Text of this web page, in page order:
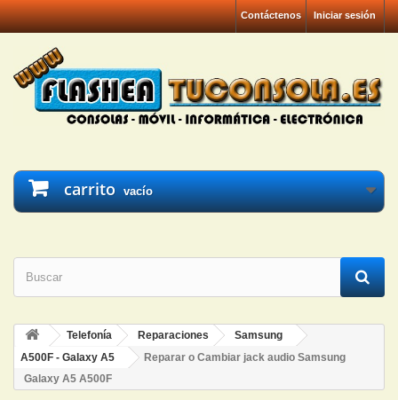
Iniciar sesión
Contáctenos
carrito vacío
Telefonía Reparaciones
Samsung
A500F - Galaxy A5
Reparar o Cambiar jack audio Samsung
Galaxy A5 A500F